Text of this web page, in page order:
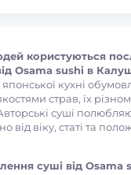
користуються
Osama sushi в
японської кухні
страв, їх
суші
від віку, статі та
суші від Osama